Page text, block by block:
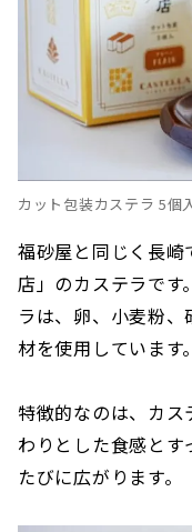
カット包装カステラ 5個
福砂屋と同じく長
店」のカステラです
ラは、卵、小麦粉
材を使用しています。
特徴的なのは、カ
わりとした食感と
たびに広がります。